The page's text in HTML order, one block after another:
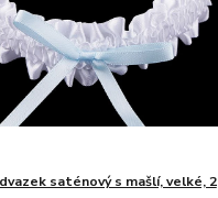
saténový s mašlí, velké, 2